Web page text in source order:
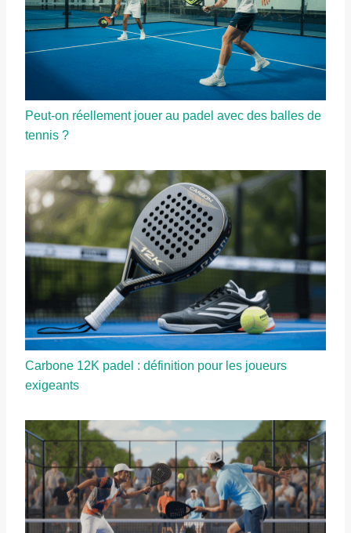
Peut-on réellement jouer au padel avec des balles de
tennis ?
Carbone 12K padel : définition pour les joueurs
exigeants